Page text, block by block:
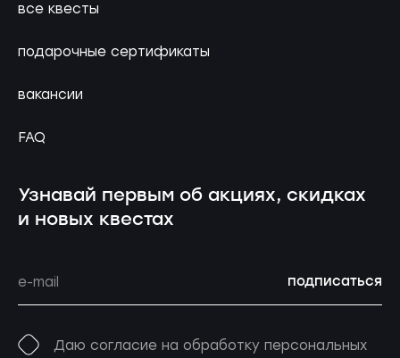
все квесты
подарочные сертификаты
вакансии
FAQ
Узнавай первым об акциях, скидках
и новых квестах
подписаться
Даю согласие на обработку персональных